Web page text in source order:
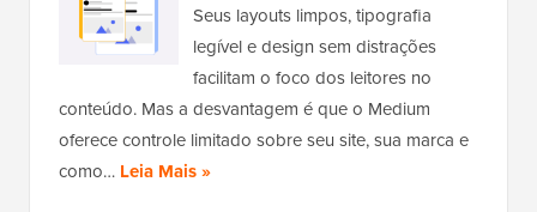
Seus layouts limpos, tipografia
legível e design sem distrações
facilitam o foco dos leitores no
conteúdo. Mas a desvantagem é que o Medium
oferece controle limitado sobre seu site, sua marca e
como… Leia Mais »